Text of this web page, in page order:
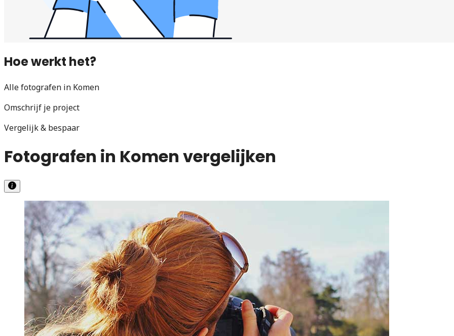
Hoe werkt het?
Alle fotografen in Komen
Omschrijf je project
Vergelijk & bespaar
Fotografen in Komen vergelijken